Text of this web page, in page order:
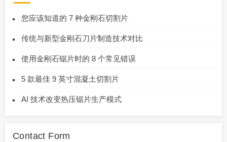
您应该知道的 7 种金刚石切割片
传统与新型金刚石刀片制造技术对比
使用金刚石锯片时的 8 个常见错误
5 款最佳 9 英寸混凝土切割片
AI 技术改变热压锯片生产模式
Contact Form